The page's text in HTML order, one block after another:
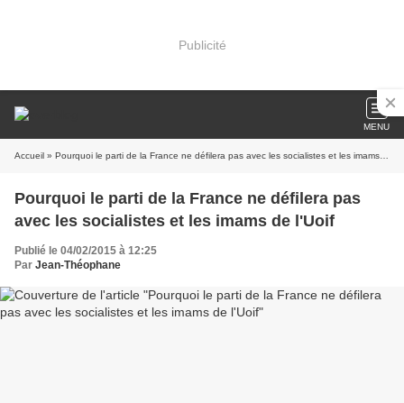
Publicité
MENU
Accueil » Pourquoi le parti de la France ne défilera pas avec les socialistes et les imams de l'Uoif
Pourquoi le parti de la France ne défilera pas
avec les socialistes et les imams de l'Uoif
Publié le 04/02/2015 à 12:25
Par Jean-Théophane